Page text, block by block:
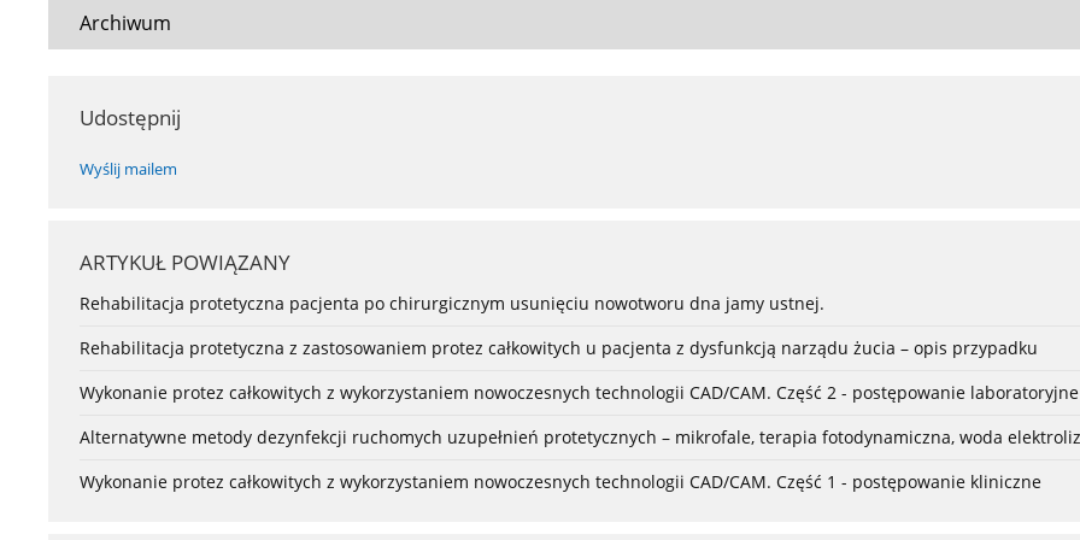
Archiwum
Udostępnij
Wyślij mailem
ARTYKUŁ POWIĄZANY
Rehabilitacja protetyczna pacjenta po chirurgicznym usunięciu nowotworu dna jamy ustnej.
Rehabilitacja protetyczna z zastosowaniem protez całkowitych u pacjenta z dysfunkcją narządu żucia – opis przypadku
Wykonanie protez całkowitych z wykorzystaniem nowoczesnych technologii CAD/CAM. Część 2 - postępowanie laboratoryjne
Alternatywne metody dezynfekcji ruchomych uzupełnień protetycznych – mikrofale, terapia fotodynamiczna, woda
Wykonanie protez całkowitych z wykorzystaniem nowoczesnych technologii CAD/CAM. Część 1 - postępowanie kliniczne